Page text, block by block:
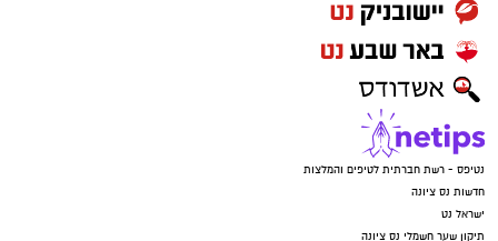
נטיפס - רשת חברתית לטיפים והמלצות
חדשות נס ציונה
ישראל נט
תיקון שער חשמלי נס ציונה